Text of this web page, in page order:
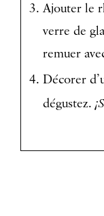
Ajouter le
verre de
remuer
Décorer
dégustez.